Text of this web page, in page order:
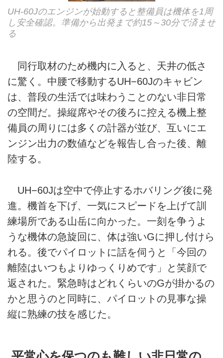
UH-60Jのエンジンが始動すると整備員は機体を1周
し安全確認。準備から出発まで約15～30分で済ませ
る
同行取材のため機内に入ると、天井の低さ
に驚く。中腰で移動するUH−60Jのキャビン
は、普段の生活では味わうことのない非日常
の空間だ。操縦席やその後ろに控える機上整
備員の周りには多くの計器が並び、互いにエ
ンジン出力の数値などを報告し合った後、離
陸する。
UH−60Jは空中で停止するホバリング後に発
進。機首を下げ、一気にスピードを上げて訓
練場所である山岳に向かった。一刻を争うよ
うな機体の急旋回に、体は強いGに押し付けら
れる。後でパイロットに話を伺うと「今回の
離陸はいつもよりゆっくりめです」と笑顔で
返された。緊急時はどれくらいのGが掛かるの
かと思うのと同時に、パイロットの見事な操
縦に熟練の技を感じた。